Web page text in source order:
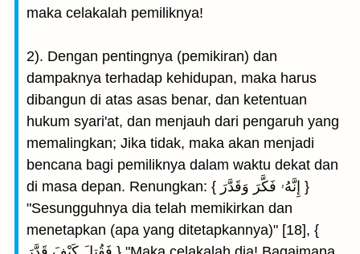
maka celakalah pemiliknya!
2). Dengan pentingnya (pemikiran) dan
dampaknya terhadap kehidupan, maka harus
dibangun di atas asas benar, dan ketentuan
hukum syari'at, dan menjauh dari pengaruh yang
memalingkan; Jika tidak, maka akan menjadi
bencana bagi pemiliknya dalam waktu dekat dan
di masa depan. Renungkan: { إِنَّهُۥ فَكَّرَ وَقَدَّرَ }
"Sesungguhnya dia telah memikirkan dan
menetapkan (apa yang ditetapkannya)" [18], {